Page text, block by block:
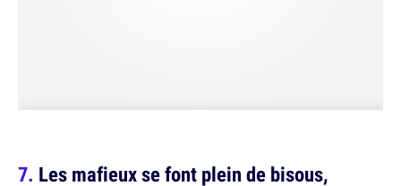
Les mafieux se font plein de bisous,